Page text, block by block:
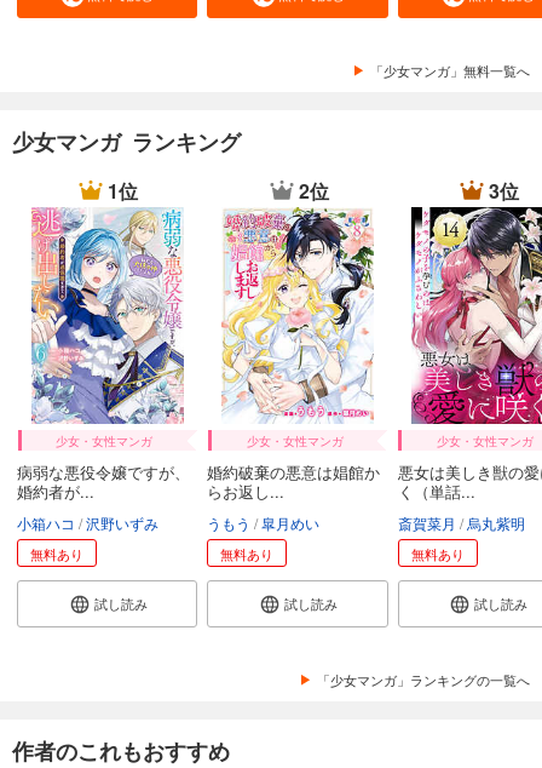
「少女マンガ」無料一覧へ
少女マンガ ランキング
1位
少女・女性マンガ
病弱な悪役令嬢ですが、
婚約者が...
小箱ハコ 沢野いずみ
無料あり
試し読み
2位
少女・女性マンガ
婚約破棄の悪意は娼館か
らお返し...
うもう 皐月めい
無料あり
試し読み
3位
少女・女性マンガ
悪女は美しき獣の
く（単話...
斎賀菜月 烏丸紫明
無料あり
試し読み
「少女マンガ」ランキングの一覧へ
作者のこれもおすすめ